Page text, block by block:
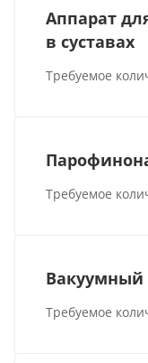
Аппарат
в суставах
Требуемое
Требуемое
Вакуумный
Требуемое